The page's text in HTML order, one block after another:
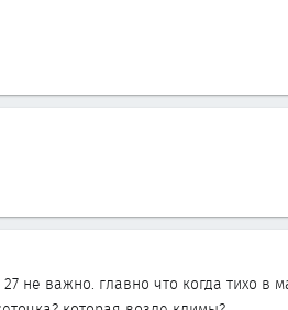
не важно. главно что когда тихо в